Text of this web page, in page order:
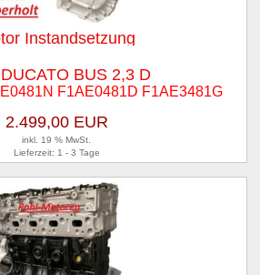
Instandsetzung
BUS 2,3 D
F1AE0481D F1AE3481G
2.499,00 EUR
inkl. 19 % MwSt.
Lieferzeit: 1 - 3 Tage